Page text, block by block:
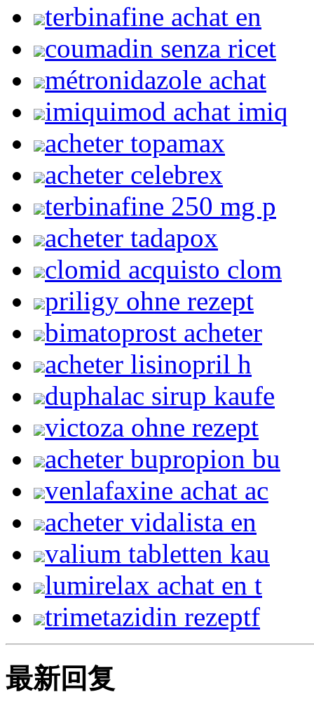
terbinafine achat en
coumadin senza ricet
métronidazole achat
imiquimod achat imiq
acheter topamax
acheter celebrex
terbinafine 250 mg p
acheter tadapox
clomid acquisto clom
priligy ohne rezept
bimatoprost acheter
acheter lisinopril h
duphalac sirup kaufe
victoza ohne rezept
acheter bupropion bu
venlafaxine achat ac
acheter vidalista en
valium tabletten kau
lumirelax achat en t
trimetazidin rezeptf
最新回复